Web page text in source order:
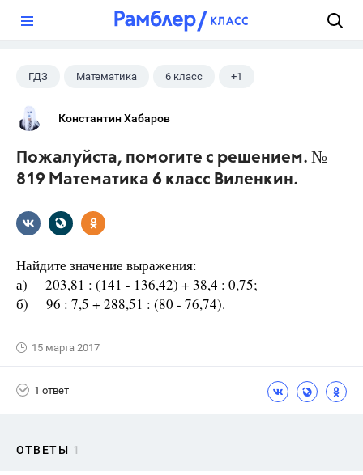
ГДЗ Математика 6 класс +1
Виленкин Н.Я.
Константин Хабаров
Пожалуйста, помогите с решением. №
819 Математика 6 класс Виленкин.
Найдите значение выражения:
а) 203,81 : (141 - 136,42) + 38,4 : 0,75;
б) 96 : 7,5 + 288,51 : (80 - 76,74).
15 марта 2017
1 ответ
ОТВЕТЫ 1